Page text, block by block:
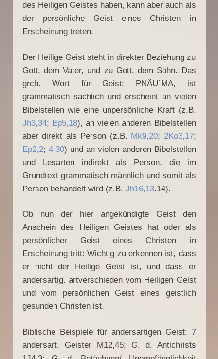
des Heiligen Geistes haben, kann aber auch als
der persönliche Geist eines Christen in
Erscheinung treten.
Der Heilige Geist steht in direkter Beziehung zu
Gott, dem Vater, und zu Gott, dem Sohn. Das
grch. Wort für Geist: PNÄU´MA, ist
grammatisch sächlich und erscheint an vielen
Bibelstellen wie eine unpersönliche Kraft (z.B.
Jh3,34; Ep5,18), an vielen anderen Bibelstellen
aber direkt als Person (z.B. Mk9,20; 2Ko3,17;
Ep2,2; 4,30) und an vielen anderen Bibelstellen
und Lesarten indirekt als Person, die im
Grundtext grammatisch männlich und somit als
Person behandelt wird (z.B. Jh16,13.14).
Ob nun der hier angekündigte Geist den
Anschein des Heiligen Geistes hat oder als
persönlicher Geist eines Christen in
Erscheinung tritt: Wichtig zu erkennen ist, dass
er nicht der Heilige Geist ist, und dass er
andersartig, artverschieden vom Heiligen Geist
und vom persönlichen Geist eines geistlich
gesunden Christen ist.
Biblische Beispiele für andersartigen Geist: 7
andersart. Geister M12,45; G. d. Antichrists